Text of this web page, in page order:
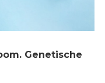
Genetische